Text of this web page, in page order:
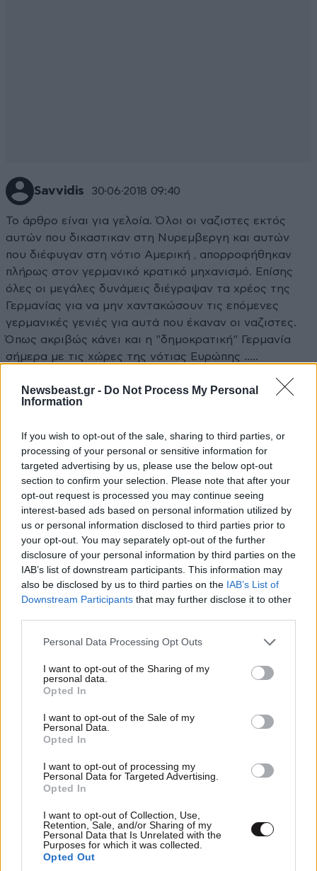
Newsbeast.gr - Do Not Process My Personal
Information
If you wish to opt-out of the sale, sharing to third parties, or
processing of your personal or sensitive information for
targeted advertising by us, please use the below opt-out
section to confirm your selection. Please note that after your
opt-out request is processed you may continue seeing
interest-based ads based on personal information utilized by
us or personal information disclosed to third parties prior to
your opt-out. You may separately opt-out of the further
disclosure of your personal information by third parties on the
IAB’s list of downstream participants. This information may
also be disclosed by us to third parties on the IAB’s List of
Downstream Participants that may further disclose it to other
Please note that this website/app uses one or more Google
not limited to your visit or usage behaviour. You may click to
grant or deny consent to Google and its third-party tags to
use your data for below specified purposes in below Google
consent section.
Personal Data Processing Opt Outs
I want to opt-out of the Sharing of my
personal data.
Opted In
I want to opt-out of the Sale of my
Personal Data.
Opted In
I want to opt-out of processing my
Personal Data for Targeted Advertising.
Opted In
I want to opt-out of Collection, Use,
Retention, Sale, and/or Sharing of my
Personal Data that Is Unrelated with the
Purposes for which it was collected.
Opted Out
Savvidis 30·06·2018 09:40
Το άρθρο είναι για γελοία. Όλοι οι ναζιστες εκτός
αυτών που δικαστικαν στη Νυρεμβεργη και αυτών
που διέφυγαν στη νότιο Αμερική , απορροφήθηκαν
πλήρως στον γερμανικό κρατικό μηχανισμό. Επίσης
όλες οι μεγάλες δυνάμεις διέγραψαν τα χρέος της
Γερμανίας για να μην χαντακώσουν τις επόμενες
γερμανικές γενιές για αυτά που έκαναν οι ναζιστες.
Όπως ακριβώς κάνει και η "δημοκρατική" Γερμανία
σήμερα με τις χώρες της νότιας Ευρώπης .....
Απαντήστε 1
TRENDING
ΕΛΛΑΔΑ05·08·2026 21:24
μετακομίσουμε»: Απαρηγόρητη η οικογένεια
από τη Βρετανία που είδε το όνειρο ζωής να
γίνεται στάχτη